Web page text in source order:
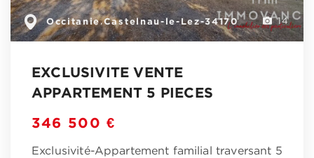
14
Occitanie,Castelnau-le-Lez-34170
EXCLUSIVITE VENTE
APPARTEMENT 5 PIECES
346 500 €
Exclusivité-Appartement familial traversant 5